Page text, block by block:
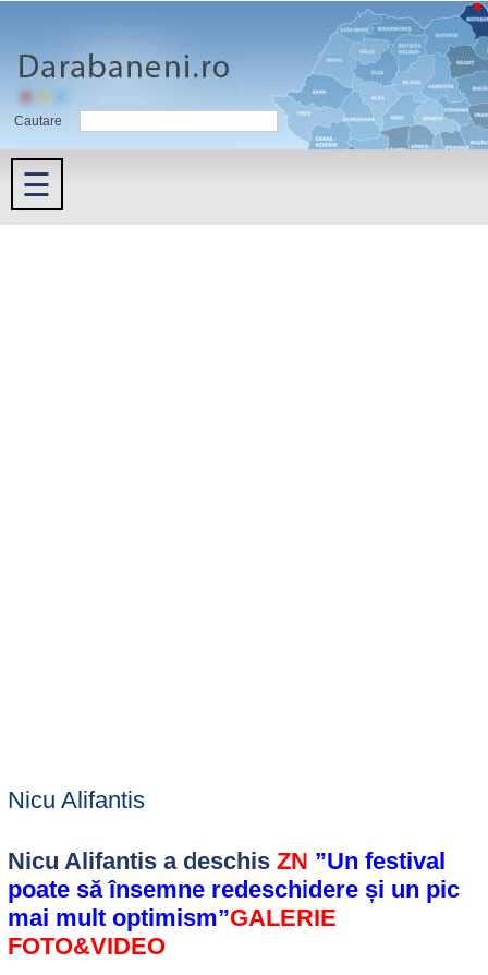
Cautare
☰
Nicu Alifantis
Nicu Alifantis a deschis ZN ”Un festival
poate să însemne redeschidere și un pic
mai mult optimism”GALERIE
FOTO&VIDEO